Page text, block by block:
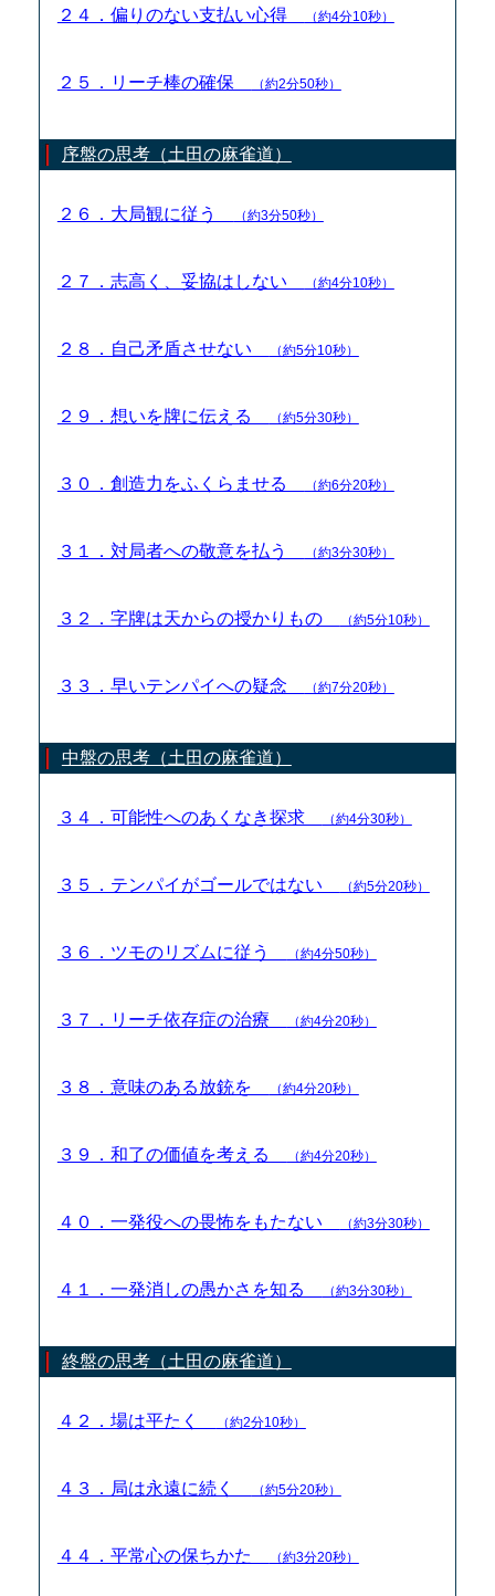
２４．偏りのない支払い心得 （約4分10秒）
２５．リーチ棒の確保 （約2分50秒）
序盤の思考（土田の麻雀道）
２６．大局観に従う （約3分50秒）
２７．志高く、妥協はしない （約4分10秒）
２８．自己矛盾させない （約5分10秒）
２９．想いを牌に伝える （約5分30秒）
３０．創造力をふくらませる （約6分20秒）
３１．対局者への敬意を払う （約3分30秒）
３２．字牌は天からの授かりもの （約5分10秒）
３３．早いテンパイへの疑念 （約7分20秒）
中盤の思考（土田の麻雀道）
３４．可能性へのあくなき探求 （約4分30秒）
３５．テンパイがゴールではない （約5分20秒）
３６．ツモのリズムに従う （約4分50秒）
３７．リーチ依存症の治療 （約4分20秒）
３８．意味のある放銃を （約4分20秒）
３９．和了の価値を考える （約4分20秒）
４０．一発役への畏怖をもたない （約3分30秒）
４１．一発消しの愚かさを知る （約3分30秒）
終盤の思考（土田の麻雀道）
４２．場は平たく （約2分10秒）
４３．局は永遠に続く （約5分20秒）
４４．平常心の保ちかた （約3分20秒）